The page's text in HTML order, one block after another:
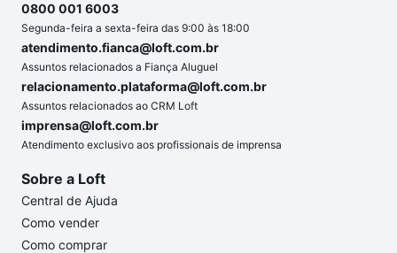
0800 001 6003
Segunda-feira a sexta-feira das 9:00 às 18:00
atendimento.fianca@loft.com.br
Assuntos relacionados a Fiança Aluguel
relacionamento.plataforma@loft.com.br
Assuntos relacionados ao CRM Loft
imprensa@loft.com.br
Atendimento exclusivo aos profissionais de imprensa
Sobre a Loft
Central de Ajuda
Como vender
Como comprar